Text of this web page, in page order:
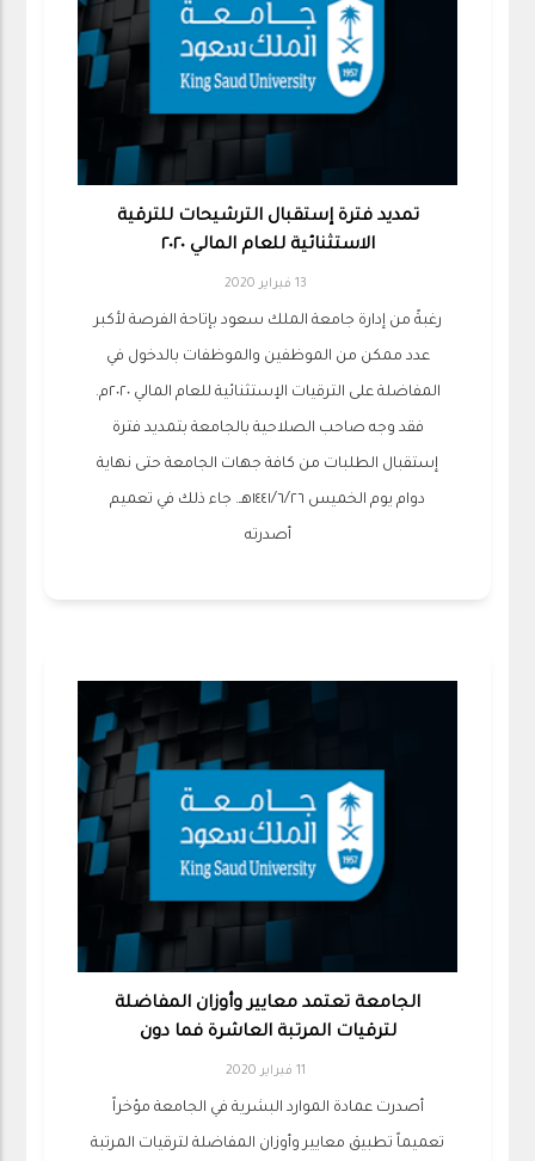
تمديد فترة إستقبال الترشيحات للترقية
الاستثنائية للعام المالي ٢٠٢٠
13 فبراير 2020
رغبةً من إدارة ⁧‫جامعة الملك سعود‬⁩ بإتاحة الفرصة لأكبر
عدد ممكن من الموظفين والموظفات بالدخول في
المفاضلة على الترقيات الإستثنائية للعام المالي ٢٠٢٠م.
فقد وجه صاحب الصلاحية بالجامعة ‏بتمديد فترة
إستقبال الطلبات من كافة جهات الجامعة حتى نهاية
دوام يوم الخميس ١٤٤١/٦/٢٦هـ. جاء ذلك في تعميم
أصدرته
الجامعة تعتمد معايير وأوزان المفاضلة
لترقيات المرتبة العاشرة فما دون
11 فبراير 2020
أصدرت عمادة الموارد البشرية في الجامعة مؤخراً
تعميماً تطبيق معايير وأوزان المفاضلة لترقيات المرتبة